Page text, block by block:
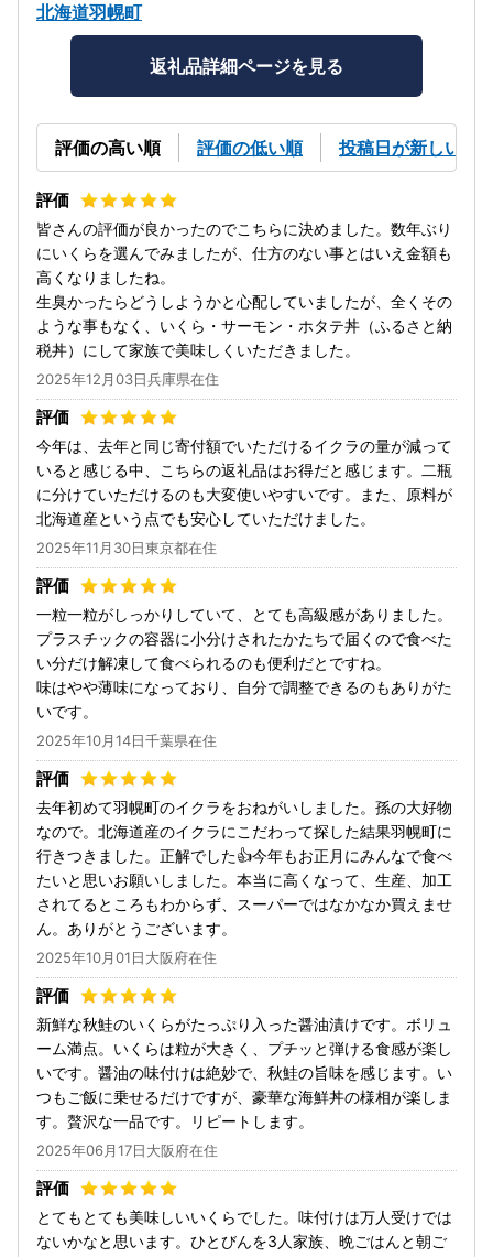
北海道羽幌町
返礼品詳細ページを見る
評価の高い順 評価の低い順 投稿日が新しい順
皆さんの評価が良かったのでこちらに決めました。数年ぶり
にいくらを選んでみましたが、仕方のない事とはいえ金額も
高くなりましたね。
生臭かったらどうしようかと心配していましたが、全くその
ような事もなく、いくら・サーモン・ホタテ丼（ふるさと納
税丼）にして家族で美味しくいただきました。
2025年12月03日兵庫県在住
今年は、去年と同じ寄付額でいただけるイクラの量が減って
いると感じる中、こちらの返礼品はお得だと感じます。二瓶
に分けていただけるのも大変使いやすいです。また、原料が
北海道産という点でも安心していただけました。
2025年11月30日東京都在住
一粒一粒がしっかりしていて、とても高級感がありました。
プラスチックの容器に小分けされたかたちで届くので食べた
い分だけ解凍して食べられるのも便利だとですね。
味はやや薄味になっており、自分で調整できるのもありがた
いです。
2025年10月14日千葉県在住
去年初めて羽幌町のイクラをおねがいしました。孫の大好物
なので。北海道産のイクラにこだわって探した結果羽幌町に
行きつきました。正解でした👍今年もお正月にみんなで食べ
たいと思いお願いしました。本当に高くなって、生産、加工
されてるところもわからず、スーパーではなかなか買えませ
ん。ありがとうございます。
2025年10月01日大阪府在住
新鮮な秋鮭のいくらがたっぷり入った醤油漬けです。ボリュ
ーム満点。いくらは粒が大きく、プチッと弾ける食感が楽し
いです。醤油の味付けは絶妙で、秋鮭の旨味を感じます。い
つもご飯に乗せるだけですが、豪華な海鮮丼の様相が楽しま
す。贅沢な一品です。リピートします。
2025年06月17日大阪府在住
とてもとても美味しいいくらでした。味付けは万人受けでは
ないかなと思います。ひとびんを3人家族、晩ごはんと朝ご